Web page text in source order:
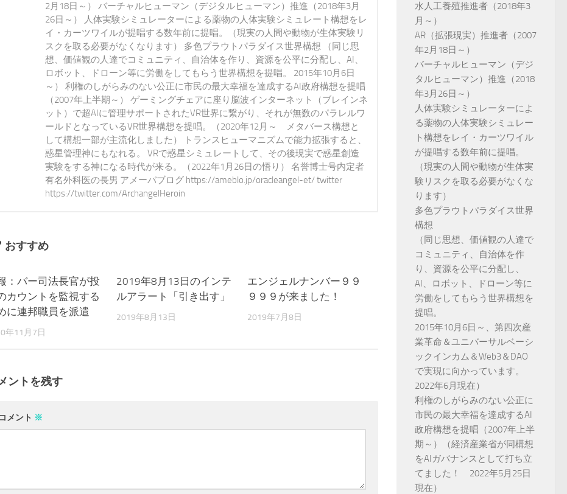
2月18日～） バーチャルヒューマン（デジタルヒューマン）推進（2018年3月
26日～） 人体実験シミュレーターによる薬物の人体実験シミュレート構想をレ
イ・カーツワイルが提唱する数年前に提唱。（現実の人間や動物が生体実験リ
スクを取る必要がなくなります） 多色プラウトパラダイス世界構想 （同じ思
想、価値観の人達でコミュニティ、自治体を作り、資源を公平に分配し、AI、
ロボット、ドローン等に労働をしてもらう世界構想を提唱。 2015年10月6日
～） 利権のしがらみのない公正に市民の最大幸福を達成するAI政府構想を提唱
（2007年上半期～） ゲーミングチェアに座り脳波インターネット（ブレインネ
ット）で超AIに管理サポートされたVR世界に繋がり、それが無数のパラレルワ
ールドとなっているVR世界構想を提唱。（2020年12月～ メタバース構想と
して構想一部が主流化しました） トランスヒューマニズムで能力拡張すると、
惑星管理神にもなれる。 VRで惑星シミュレートして、その後現実で惑星創造
実験をする神になる時代が来る。（2022年1月26日の悟り） 名誉博士号内定者
有名外科医の長男 アメーバブログ https://ameblo.jp/oracleangel-et/ twitter
https://twitter.com/ArchangelHeroin
おすすめ
：バー司法長官が投
カウントを監視する
に連邦職員を派遣
年11月7日
2019年8月13日のインテ
ルアラート「引き出す」
2019年8月13日
エンジェルナンバー９９
９９９が来ました！
2019年7月8日
ントを残す
コメント ※
水人工養殖推進者（2018年3
月～）
AR（拡張現実）推進者（2007
年2月18日～）
バーチャルヒューマン（デジ
タルヒューマン）推進（2018
年3月26日～）
人体実験シミュレーターによ
る薬物の人体実験シミュレー
ト構想をレイ・カーツワイル
が提唱する数年前に提唱。
（現実の人間や動物が生体実
験リスクを取る必要がなくな
ります）
多色プラウトパラダイス世界
構想
（同じ思想、価値観の人達で
コミュニティ、自治体を作
り、資源を公平に分配し、
AI、ロボット、ドローン等に
労働をしてもらう世界構想を
提唱。
2015年10月6日～、第四次産
業革命＆ユニバーサルベーシ
ックインカム＆Web3＆DAO
で実現に向かっています。
2022年6月現在）
利権のしがらみのない公正に
市民の最大幸福を達成するAI
政府構想を提唱（2007年上半
期～）（経済産業省が同構想
をAIガバナンスとして打ち立
てました！ 2022年5月25日
現在）